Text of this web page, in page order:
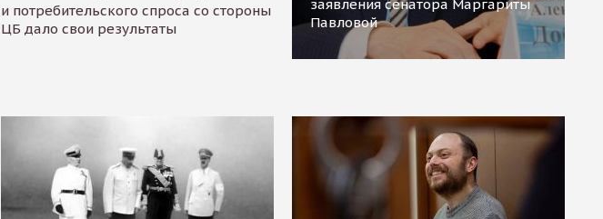
и потребительского спроса со стороны
ЦБ дало свои результаты
заявления сенатора Маргариты
Павловой